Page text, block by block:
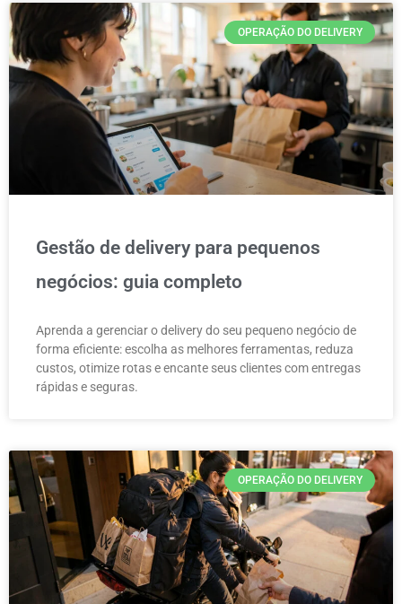
OPERAÇÃO DO DELIVERY
Gestão de delivery para pequenos
negócios: guia completo
Aprenda a gerenciar o delivery do seu pequeno negócio de
forma eficiente: escolha as melhores ferramentas, reduza
custos, otimize rotas e encante seus clientes com entregas
rápidas e seguras.
OPERAÇÃO DO DELIVERY